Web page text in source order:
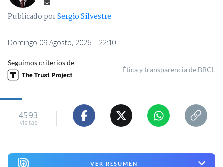
Publicado porSergio Silvestre
Domingo 09 Agosto, 2026 | 22:10
Seguimos criterios de
Ética y transparencia de BBCL
4593
visitas
VER RESUMEN